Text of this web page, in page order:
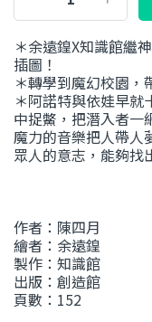
＊余遠鍠X知識館繼
插圖！
＊轉學到魔幻校園，
＊阿諾特與依娃早
中捉鱉，把潛入者一
魔力的音樂把人帶
眾人的意志，能夠找
作者：陳四月
繪者：余遠鍠
製作：知識館
出版：創造館
頁數：152